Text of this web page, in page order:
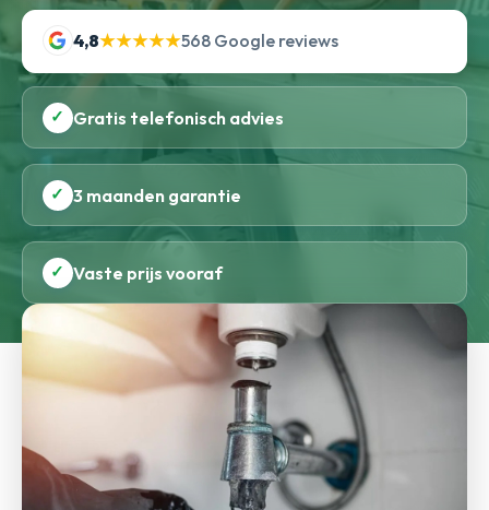
4,8★★★★★568 Google reviews
✓ Gratis telefonisch advies
✓ 3 maanden garantie
✓ Vaste prijs vooraf